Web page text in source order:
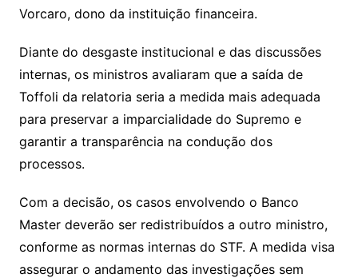
Vorcaro, dono da instituição financeira.
Diante do desgaste institucional e das discussões
internas, os ministros avaliaram que a saída de
Toffoli da relatoria seria a medida mais adequada
para preservar a imparcialidade do Supremo e
garantir a transparência na condução dos
processos.
Com a decisão, os casos envolvendo o Banco
Master deverão ser redistribuídos a outro ministro,
conforme as normas internas do STF. A medida visa
assegurar o andamento das investigações sem